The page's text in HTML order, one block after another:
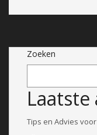
Zoeken
Tips en Advies